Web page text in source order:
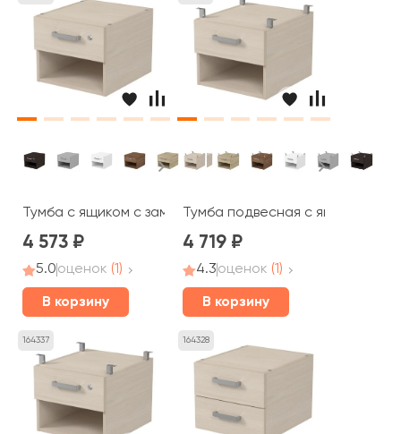
Тумба с ящиком с замком и открытой секцией
4 573
5.0оценок (1)
В корзину
Тумба подвесная с ящиком и
4 719
4.3оценок (1)
В корзину
164337 164328